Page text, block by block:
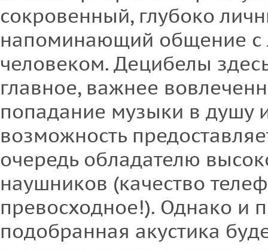
сокровенный, глубоко
напоминающий общение
человеком. Децибелы
главное, важнее
попадание музыки в душу
возможность
очередь обладателю
наушников (качество
превосходное!). Однако и
подобранная акустика